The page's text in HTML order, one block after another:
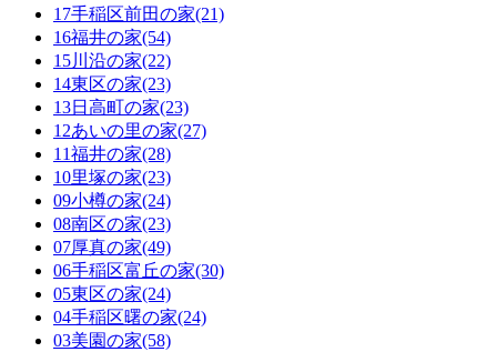
17手稲区前田の家(21)
16福井の家(54)
15川沿の家(22)
14東区の家(23)
13日高町の家(23)
12あいの里の家(27)
11福井の家(28)
10里塚の家(23)
09小樽の家(24)
08南区の家(23)
07厚真の家(49)
06手稲区富丘の家(30)
05東区の家(24)
04手稲区曙の家(24)
03美園の家(58)